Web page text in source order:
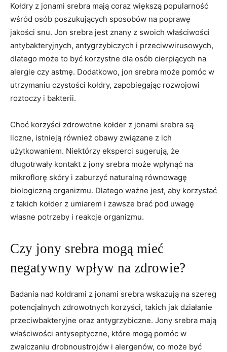
Kołdry z jonami srebra ⁢mają coraz większą popularność
wśród osób poszukujących sposobów na ⁣poprawę
jakości snu. Jon srebra jest ‌znany z swoich właściwości
antybakteryjnych, antygrzybiczych i przeciwwirusowych,
dlatego może to być korzystne dla osób cierpiących na
alergie⁢ czy⁢ astmę. Dodatkowo, jon srebra może pomóc w
utrzymaniu ⁤czystości kołdry, zapobiegając‍ rozwojowi
roztoczy i bakterii.
Choć korzyści zdrowotne kołder z jonami srebra są
liczne, istnieją również obawy związane z ich
użytkowaniem. Niektórzy eksperci ⁣sugerują,‍ że
długotrwały kontakt z jony srebra może wpłynąć‌ na‍
mikroflorę skóry i zaburzyć naturalną równowagę
⁤biologiczną organizmu. Dlatego ważne jest, aby korzystać
z ‌takich kołder⁤ z umiarem i zawsze brać pod uwagę
własne potrzeby i reakcje organizmu.
Czy ​jony ‍srebra mogą mieć
negatywny wpływ ‌na zdrowie?
Badania ‍nad kołdrami ⁣z jonami srebra wskazują na szereg
potencjalnych zdrowotnych⁤ korzyści, ⁤takich ⁣jak działanie
⁤przeciwbakteryjne⁢ oraz​ antygrzybiczne. Jony srebra mają
właściwości antyseptyczne, które mogą pomóc w
zwalczaniu drobnoustrojów i alergenów, co może być